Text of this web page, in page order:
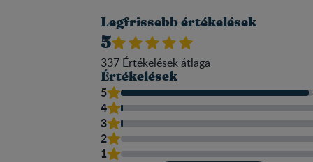
Legfrissebb értékelések
5
337 Értékelések átlaga​
Értékelések
5
4
3
2
1